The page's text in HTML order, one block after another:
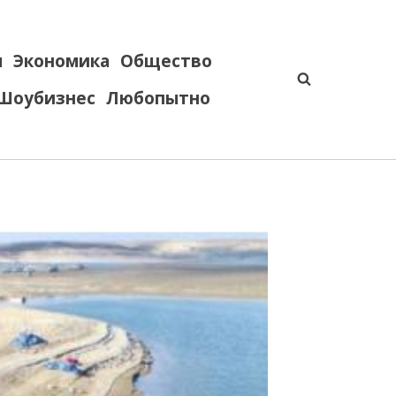
Экономика Общество
Любопытно